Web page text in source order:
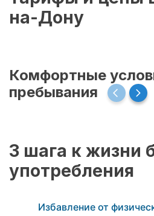
на-Дону
Комфортные
пребывания
3 шага к жизни
употребления
Избавление от